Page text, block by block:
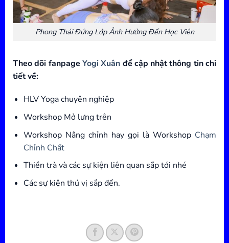
Phong Thái Đứng Lớp Ảnh Hưởng Đến Học Viên
Theo dõi fanpage Yogi Xuân để cập nhật thông tin chi
tiết về:
HLV Yoga chuyên nghiệp
Workshop Mở lưng trên
Workshop Nâng chỉnh hay gọi là Workshop Chạm
Chỉnh Chất
Thiền trà và các sự kiện liên quan sắp tới nhé
Các sự kiện thú vị sắp đến.